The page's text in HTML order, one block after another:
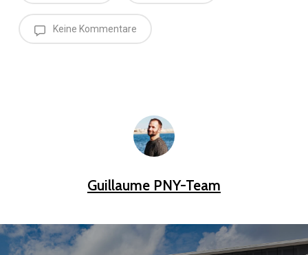
Keine Kommentare
Guillaume PNY-Team